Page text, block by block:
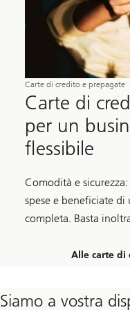
Carte di credito e prepagate
Carte di
per un
flessibile
Comodità e
spese e beneficiate di
completa. Basta
Alle carte di
Siamo a vostra